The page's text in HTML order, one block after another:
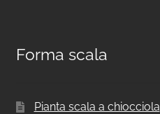
Forma scala
Pianta scala a chiocciola